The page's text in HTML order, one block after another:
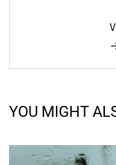
YOU MIGHT